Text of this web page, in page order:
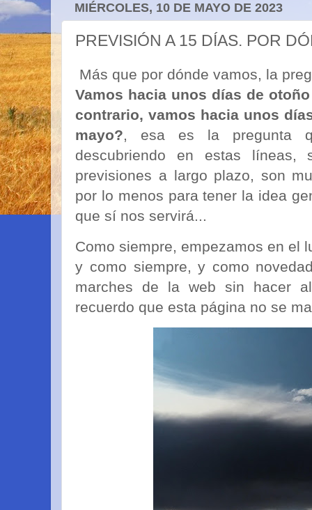
MIÉRCOLES, 10 DE MAYO DE 2023
PREVISIÓN A 15 DÍAS. POR
Más que por dónde vamos, la
Vamos hacia unos días de
contrario, vamos hacia unos
mayo?, esa es la pregunta
descubriendo en estas líneas,
previsiones a largo plazo, son
por lo menos para tener la idea
que sí nos servirá...
Como siempre, empezamos en el
y como siempre, y como
marches de la web sin hacer
recuerdo que esta página no se